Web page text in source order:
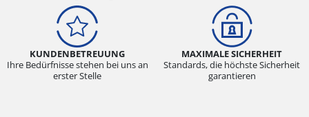
KUNDENBETREUUNG
Ihre Bedürfnisse stehen bei uns an
erster Stelle
MAXIMALE SICHERHEIT
Standards, die höchste Sicherheit
garantieren